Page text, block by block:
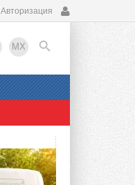
Авторизация
MX
EN